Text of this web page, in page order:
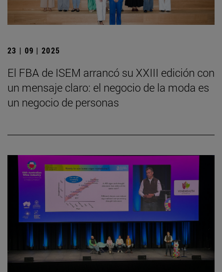
23 | 09 | 2025
El FBA de ISEM arrancó su XXIII edición con
un mensaje claro: el negocio de la moda es
un negocio de personas